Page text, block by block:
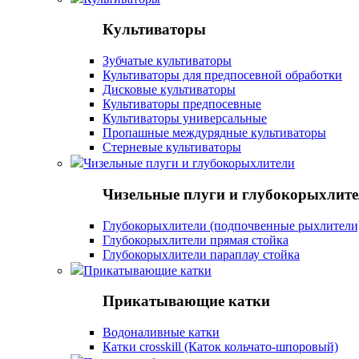
Культиваторы
Зубчатые культиваторы
Культиваторы для предпосевной обработки
Дисковые культиваторы
Культиваторы предпосевные
Культиваторы универсальные
Пропашные междурядные культиваторы
Стерневые культиваторы
Чизельные плуги и глубокорыхлители
Чизельные плуги и
Глубокорыхлители (подпочвенные
Глубокорыхлители прямая стойка
Глубокорыхлители параплау стойка
Прикатывающие катки
Прикатывающие катки
Водоналивные катки
Катки crosskill (Каток кольчато-шпоровый)